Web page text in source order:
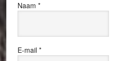
Naam *
E-mail *